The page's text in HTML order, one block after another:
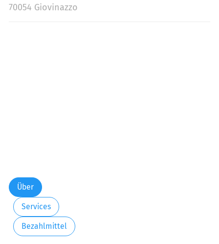
70054 Giovinazzo
Über
Services
Bezahlmittel